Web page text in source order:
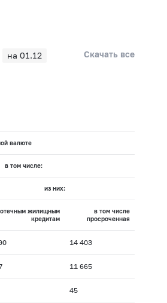
на 01.12 Скачать все
валюте
в том числе:
из них:
жилищным
кредитам
в том числе
просроченная
14 403
11 665
45